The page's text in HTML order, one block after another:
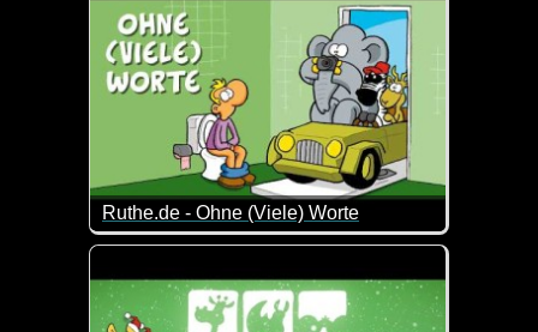
Ruthe.de - Ohne (Viele) Worte
Ein Cartoon ist der direkteste und schnellste